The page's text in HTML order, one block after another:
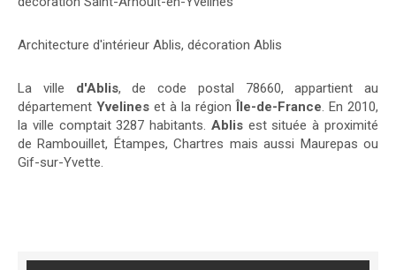
Architecture d'intérieur Ablis, décoration Ablis
La ville d'Ablis, de code postal 78660, appartient au
département Yvelines et à la régionÎle-de-France. En 2010,
la ville comptait 3287 habitants. Ablisest située à proximité
de Rambouillet, Étampes, Chartres mais aussi Maurepas ou
Gif-sur-Yvette.